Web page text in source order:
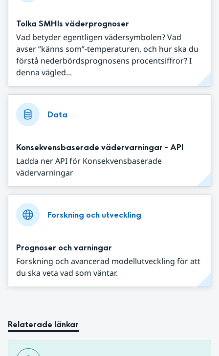
Tolka SMHIs väderprognoser
Vad betyder egentligen vädersymbolen? Vad
avser ”känns som”-temperaturen, och hur ska du
förstå nederbördsprognosens procentsiffror? I
denna vägled...
Data
Konsekvensbaserade vädervarningar - API
Ladda ner API för Konsekvensbaserade
vädervarningar
Forskning och utveckling
Prognoser och varningar
Forskning och avancerad modellutveckling för att
du ska veta vad som väntar.
Relaterade länkar